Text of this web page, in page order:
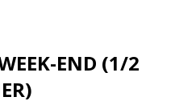
END (1/2